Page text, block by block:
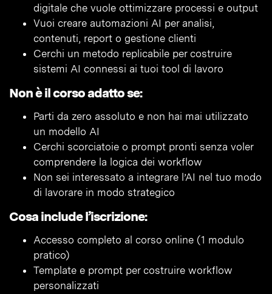
digitale che vuole ottimizzare processi e output
Vuoi creare automazioni AI per analisi,
contenuti, report o gestione clienti
Cerchi un metodo replicabile per costruire
sistemi AI connessi ai tuoi tool di lavoro
Non è il corso adatto se:
Parti da zero assoluto e non hai mai utilizzato
un modello AI
Cerchi scorciatoie o prompt pronti senza voler
comprendere la logica dei workflow
Non sei interessato a integrare l’AI nel tuo modo
di lavorare in modo strategico
Cosa include l’iscrizione:
Accesso completo al corso online (1 modulo
pratico)
Template e prompt per costruire workflow
personalizzati